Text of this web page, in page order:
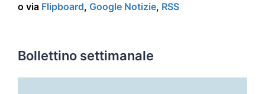
o via Flipboard, Google Notizie, RSS
Bollettino settimanale